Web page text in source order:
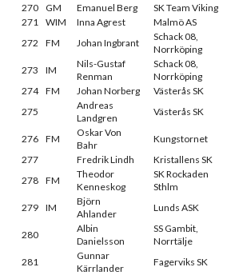
270
GM Emanuel Berg SK Team Viking
271 WIM Inna Agrest Malmö AS
272
FM Johan Ingbrant
Schack 08,
Norrköping
273 IM
Nils-Gustaf
Renman
Schack 08,
Norrköping
274 FM Johan Norberg Västerås SK
275
Andreas
Landgren
Västerås SK
276 FM
Oskar Von
Bahr
Kungstornet
277
Fredrik Lindh Kristallens SK
278 FM
Theodor
Kenneskog
SK Rockaden
Sthlm
279 IM
Björn
Ahlander
Lunds ASK
280
Albin
Danielsson
SS Gambit,
Norrtälje
281
Gunnar
Kärrlander
Fagerviks SK